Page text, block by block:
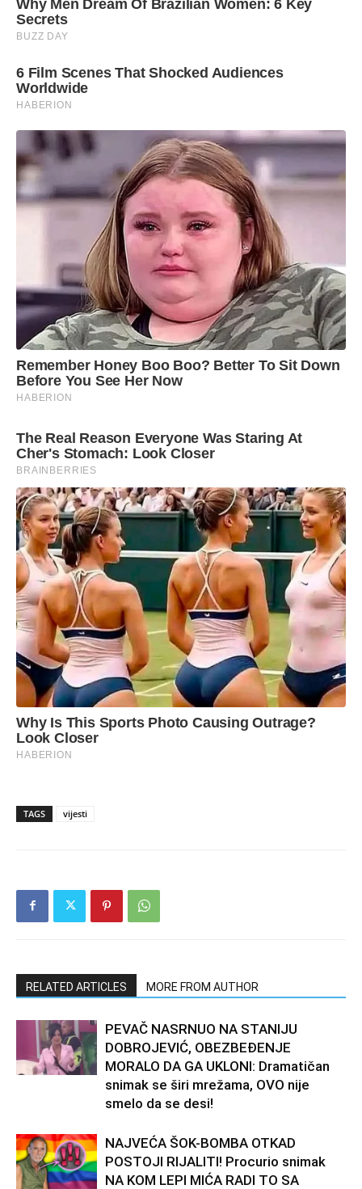
TAGS vijesti
RELATED ARTICLES MORE FROM AUTHOR
PEVAČ NASRNUO NA STANIJU
DOBROJEVIĆ, OBEZBEĐENJE
MORALO DA GA UKLONI: Dramatičan
snimak se širi mrežama, OVO nije
smelo da se desi!
NAJVEĆA ŠOK-BOMBA OTKAD
POSTOJI RIJALITI! Procurio snimak
NA KOM LEPI MIĆA RADI TO SA